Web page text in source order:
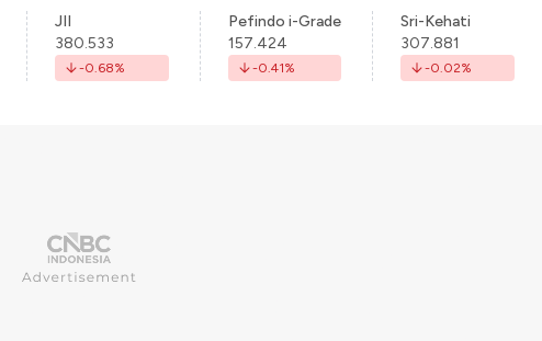
JII
380.533
-0.68%
Pefindo i-Grade
157.424
-0.41%
Sri-Kehati
307.881
-0.02%